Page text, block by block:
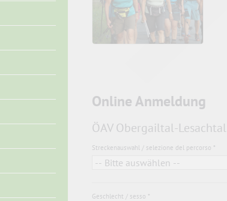
Online Anmeldung
ÖAV Obergailtal-
Streckenauswahl / selezione del percorso *
Geschlecht / sesso *